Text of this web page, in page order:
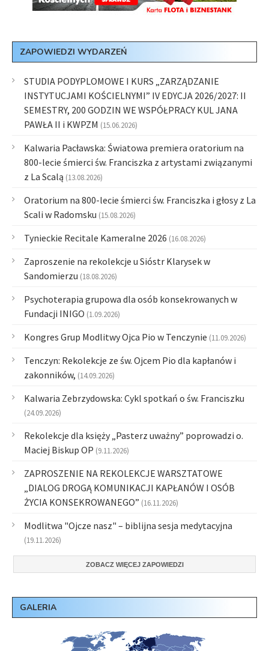
ZAPOWIEDZI WYDARZEŃ
STUDIA PODYPLOMOWE I KURS „ZARZĄDZANIE
INSTYTUCJAMI KOŚCIELNYMI” IV EDYCJA 2026/2027: II
SEMESTRY, 200 GODZIN WE WSPÓŁPRACY KUL JANA
PAWŁA II i KWPZM (15.06.2026)
Kalwaria Pacławska: Światowa premiera oratorium na
800-lecie śmierci św. Franciszka z artystami związanymi
z La Scalą (13.08.2026)
Oratorium na 800-lecie śmierci św. Franciszka i głosy z La
Scali w Radomsku (15.08.2026)
Tynieckie Recitale Kameralne 2026 (16.08.2026)
Zaproszenie na rekolekcje u Sióstr Klarysek w
Sandomierzu (18.08.2026)
Psychoterapia grupowa dla osób konsekrowanych w
Fundacji INIGO (1.09.2026)
Kongres Grup Modlitwy Ojca Pio w Tenczynie (11.09.2026)
Tenczyn: Rekolekcje ze św. Ojcem Pio dla kapłanów i
zakonników, (14.09.2026)
Kalwaria Zebrzydowska: Cykl spotkań o św. Franciszku
(24.09.2026)
Rekolekcje dla księży „Pasterz uważny” poprowadzi o.
Maciej Biskup OP (9.11.2026)
ZAPROSZENIE NA REKOLEKCJE WARSZTATOWE
„DIALOG DROGĄ KOMUNIKACJI KAPŁANÓW I OSÓB
ŻYCIA KONSEKROWANEGO” (16.11.2026)
Modlitwa "Ojcze nasz" – biblijna sesja medytacyjna
(19.11.2026)
ZOBACZ WIĘCEJ ZAPOWIEDZI
GALERIA